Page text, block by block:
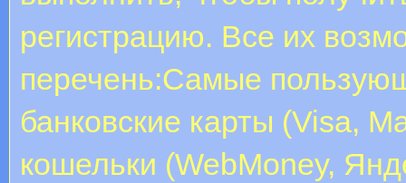
регистрацию. Все их
перечень:Самые
банковские карты (Visa,
кошельки (WebMoney,